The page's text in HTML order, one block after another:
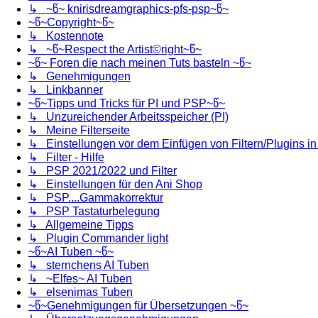
↳ ~წ~ knirisdreamgraphics-pfs-psp~წ~
~წ~Copyright~წ~
↳ Kostennote
↳ ~წ~Respect the Artist©right~წ~
~წ~ Foren die nach meinen Tuts basteln ~წ~
↳ Genehmigungen
↳ Linkbanner
~წ~Tipps und Tricks für PI und PSP~წ~
↳ Unzureichender Arbeitsspeicher (PI)
↳ Meine Filterseite
↳ Einstellungen vor dem Einfügen von Filtern/Plugins in
↳ Filter - Hilfe
↳ PSP 2021/2022 und Filter
↳ Einstellungen für den Ani Shop
↳ PSP....Gammakorrektur
↳ PSP Tastaturbelegung
↳ Allgemeine Tipps
↳ Plugin Commander light
~წ~AI Tuben ~წ~
↳ sternchens AI Tuben
↳ ~Elfes~ AI Tuben
↳ elsenimas Tuben
~წ~Genehmigungen für Übersetzungen ~წ~